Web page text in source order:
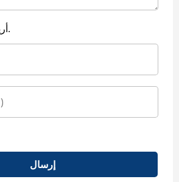
أريد ردًا على رأيي.
إرسال